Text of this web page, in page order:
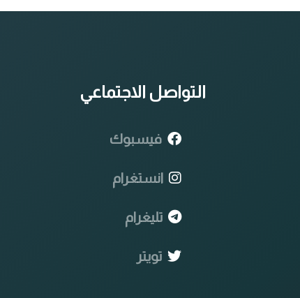
التواصل الاجتماعي
فيسبوك
انستغرام
تليغرام
تويتر